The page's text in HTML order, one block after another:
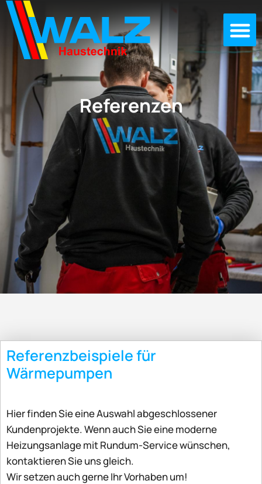
Referenzen
Referenzbeispiele für
Wärmepumpen
Hier finden Sie eine Auswahl abgeschlossener
Kundenprojekte. Wenn auch Sie eine moderne
Heizungsanlage mit Rundum-Service wünschen,
kontaktieren Sie uns gleich.
Wir setzen auch gerne Ihr Vorhaben um!